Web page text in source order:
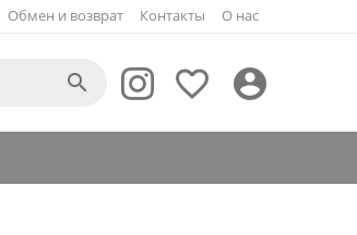
Обмен и возврат Контакты О нас


